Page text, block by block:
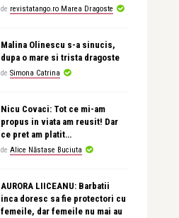
de revistatango.ro Marea Dragoste
Malina Olinescu s-a sinucis,
dupa o mare si trista dragoste
de Simona Catrina
Nicu Covaci: Tot ce mi-am
propus in viata am reusit! Dar
ce pret am platit…
de Alice Năstase Buciuta
AURORA LIICEANU: Barbatii
inca doresc sa fie protectori cu
femeile, dar femeile nu mai au